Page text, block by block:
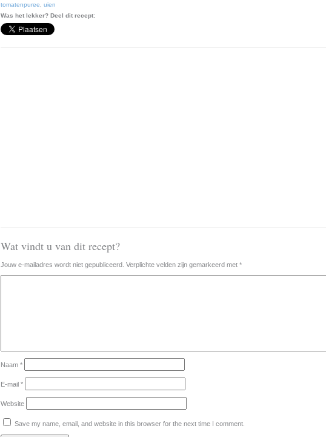
tomatenpuree
uien
Was het lekker? Deel dit recept:
Wat vindt u van dit recept?
Jouw e-mailadres wordt niet gepubliceerd. Verplichte velden zijn gemarkeerd met *
Naam *
E-mail *
Website
Save my name, email, and website in this browser for the next time I comment.